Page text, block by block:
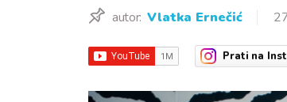
autor: Vlatka Ernečić
Prati na